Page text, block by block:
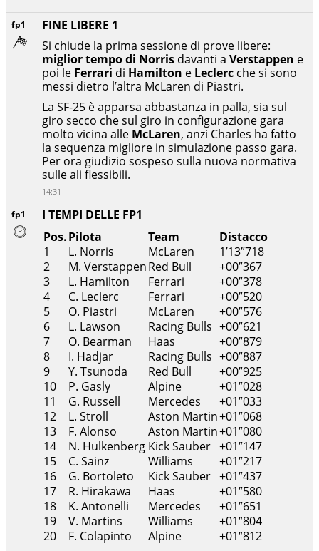
fp1
I TEMPI DELLE FP1
Pos.Pilota Team
Distacco
1
L. Norris McLaren
1’13″718
2
M. VerstappenRed Bull
+00″367
3
L. Hamilton Ferrari
+00″378
4
C. Leclerc Ferrari
+00″520
5
O. Piastri McLaren
+00″576
6
L. Lawson Racing Bulls +00″621
7
O. Bearman Haas
+00″879
8
I. Hadjar Racing Bulls +00″887
9
Y. Tsunoda Red Bull
+00″925
10
P. Gasly Alpine
+01″028
11
G. Russell Mercedes
+01″033
12
L. Stroll Aston Martin+01″068
13
F. Alonso Aston Martin+01″080
14
N. Hulkenberg Kick Sauber +01″147
15
C. Sainz Williams
+01″217
16
G. Bortoleto Kick Sauber +01″437
17
R. Hirakawa Haas
+01″580
18
K. Antonelli Mercedes
+01″651
19
V. Martins Williams
+01″804
20
F. Colapinto Alpine +01″812
fp1
FINE LIBERE 1
Si chiude la prima sessione di prove libere:
miglior tempo di Norris davanti a Verstappen e
poi le Ferrari di Hamilton e Leclerc che si sono
messi dietro l’altra McLaren di Piastri.
La SF-25 è apparsa abbastanza in palla, sia sul
giro secco che sul giro in configurazione gara
molto vicina alle McLaren, anzi Charles ha fatto
la sequenza migliore in simulazione passo gara.
Per ora giudizio sospeso sulla nuova normativa
sulle ali flessibili.
14:31